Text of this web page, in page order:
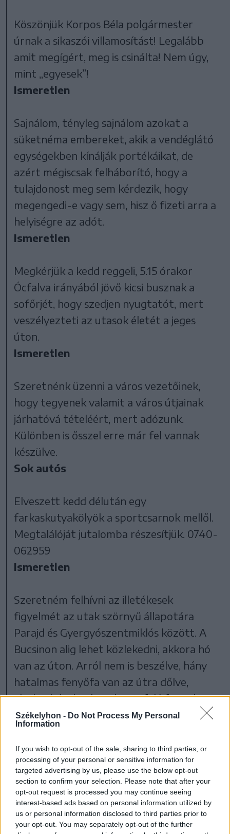
Székelyhon - Do Not Process My Personal
Information
If you wish to opt-out of the sale, sharing to third parties, or
processing of your personal or sensitive information for
targeted advertising by us, please use the below opt-out
section to confirm your selection. Please note that after your
opt-out request is processed you may continue seeing
interest-based ads based on personal information utilized by
us or personal information disclosed to third parties prior to
your opt-out. You may separately opt-out of the further
Köszönjük Korpos Béla polgármester
úrnak a sikaszói villamosítást! Legalább
amit megígért, meg is csinálta! Nem úgy,
mint „egyesek”!
Ismeretlen
Sajnálom, tényleg sajnálom azokat a
süketnéma embereket, akik a vendéglátó
egységekben kínálják portékáikat, de
azért mégiscsak felháborító, hogy a
tulajdonost meg sem kérdezik, hogy
megengedi-e vagy sem, hisz ő fizeti arra a
helyiségre az adót.
Ismeretlen
Megkérjük a kedd reggeli, 5.15 órakor
Ócfalva irányából jövő kicsi busznak a
sofőrjét, hogy szedjen nyugtatót, mert
veszélyezteti az utasok életét a jeges
úton.
Ismeretlen
Szeretnénk üzenni a város vezetőinek,
hogy tegyenek valamit a város útjainak
járhatóvá tételéért, mert adózunk.
Különben is ősszel erre már fel vannak
készülve.
Sok autós
Elveszett kedd délután egy
farkaskutyakölyök a sportcsarnok mellől.
Megtalálóját jutalomba részesítjük. 0740-
062959
Ismeretlen
Szeretném felhívni az illetékesek
figyelmét az utak szörnyű állapotára
Parajd és Gyergyószentmiklós között. A
Bucsinon alig lehet közlekedni, akkora hó
van az úton. Arról nem is beszélve, hány
hatalmas fenyőfa van az útra dőlve,
eltakarításuknak csak estefelé fognak
neki. Hát gratulálok.
XY
Nyomtatásban megjelent az Udvarhelyi
Híradó 2012. február 2-ai számában.
Véleményét elküdheti SMS-ben a